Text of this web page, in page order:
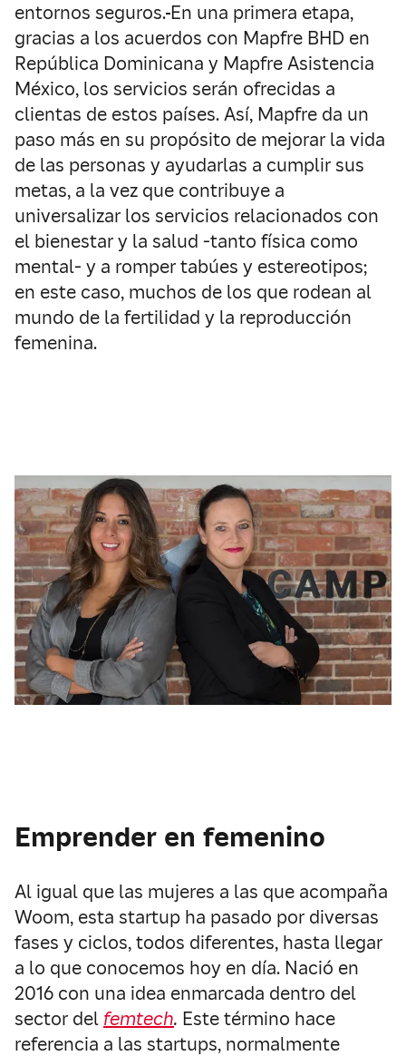
entornos seguros. En una primera etapa,
gracias a los acuerdos con Mapfre BHD en
República Dominicana y Mapfre Asistencia
México, los servicios serán ofrecidas a
clientas de estos países. Así, Mapfre da un
paso más en su propósito de mejorar la vida
de las personas y ayudarlas a cumplir sus
metas, a la vez que contribuye a
universalizar los servicios relacionados con
el bienestar y la salud -tanto física como
mental- y a romper tabúes y estereotipos;
en este caso, muchos de los que rodean al
mundo de la fertilidad y la reproducción
femenina.
Emprender en femenino
Al igual que las mujeres a las que acompaña
Woom, esta startup ha pasado por diversas
fases y ciclos, todos diferentes, hasta llegar
a lo que conocemos hoy en día. Nació en
2016 con una idea enmarcada dentro del
sector del femtech. Este término hace
referencia a las startups, normalmente